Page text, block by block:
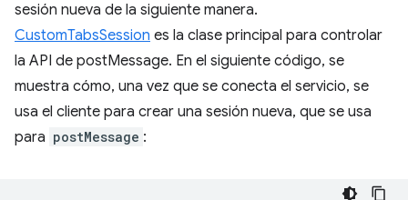
sesión nueva de la siguiente manera.
CustomTabsSession es la clase principal para controlar
la API de postMessage. En el siguiente código, se
muestra cómo, una vez que se conecta el servicio, se
usa el cliente para crear una sesión nueva, que se usa
para postMessage :